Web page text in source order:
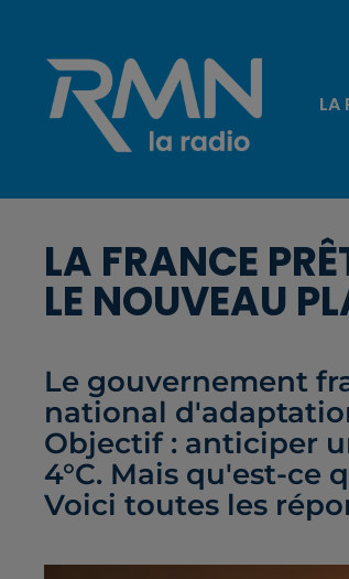
LA
LA FRANCE
LE NOUVEAU
Le gouvernement
national
Objectif : anticiper
4°C. Mais qu'est-ce
Voici toutes les